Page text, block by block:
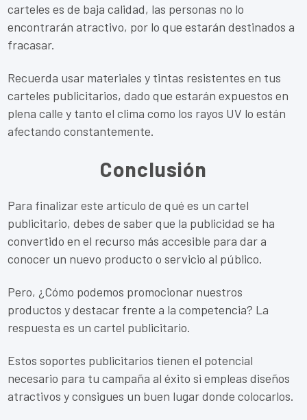
carteles es de baja calidad, las personas no lo
encontrarán atractivo, por lo que estarán destinados a
fracasar.
Recuerda usar materiales y tintas resistentes en tus
carteles publicitarios, dado que estarán expuestos en
plena calle y tanto el clima como los rayos UV lo están
afectando constantemente.
Conclusión
Para finalizar este artículo de qué es un cartel
publicitario, debes de saber que la publicidad se ha
convertido en el recurso más accesible para dar a
conocer un nuevo producto o servicio al público.
Pero, ¿Cómo podemos promocionar nuestros
productos y destacar frente a la competencia? La
respuesta es un cartel publicitario.
Estos soportes publicitarios tienen el potencial
necesario para tu campaña al éxito si empleas diseños
atractivos y consigues un buen lugar donde colocarlos.